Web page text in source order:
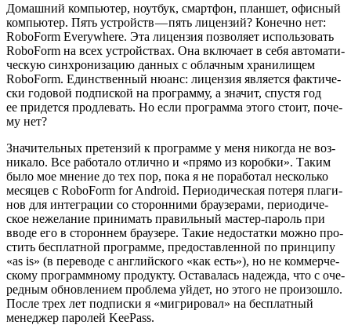
Домаш­ний ком­пью­тер, ноут­бук, смарт­фон, план­шет, офис­ный
ком­пью­тер. Пять устройств — пять лицен­зий? Конеч­но нет:
RoboForm Everywhere. Эта лицен­зия поз­во­ля­ет исполь­зо­вать
RoboForm на всех устрой­ствах. Она вклю­ча­ет в себя авто­ма­ти­
че­скую син­хро­ни­за­цию дан­ных с облач­ным хра­ни­ли­щем
RoboForm. Един­ствен­ный нюанс: лицен­зия явля­ет­ся фак­ти­че­
ски годо­вой под­пис­кой на про­грам­му, а зна­чит, спу­стя год
ее при­дет­ся про­дле­вать. Но если про­грам­ма это­го сто­ит, поче­
му нет?
Зна­чи­тель­ных пре­тен­зий к про­грам­ме у меня нико­гда не воз­
ни­ка­ло. Все рабо­та­ло отлич­но и «пря­мо из короб­ки». Таким
было мое мне­ние до тех пор, пока я не пора­бо­тал несколь­ко
меся­цев с RoboForm for Android. Пери­о­ди­че­ская поте­ря пла­ги­
нов для инте­гра­ции со сто­рон­ни­ми бра­у­зе­ра­ми, пери­о­ди­че­
ское неже­ла­ние при­ни­мать пра­виль­ный мастер-пароль при
вво­де его в сто­рон­нем бра­у­зе­ре. Такие недо­стат­ки мож­но про­
стить бес­плат­ной про­грам­ме, предо­став­лен­ной по прин­ци­пу
«as is» (в пере­во­де с англий­ско­го «как есть»), но не ком­мер­че­
ско­му про­грамм­но­му про­дук­ту. Оста­ва­лась надеж­да, что с оче­
ред­ным обнов­ле­ни­ем про­бле­ма уйдет, но это­го не про­изо­шло.
После трех лет под­пис­ки я «мигри­ро­вал» на бес­плат­ный
мене­джер паро­лей KeePass.